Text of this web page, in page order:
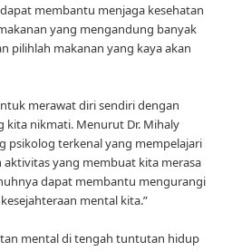
membantu menjaga kesehatan
yang mengandung banyak
pilihlah makanan yang kaya akan
merawat diri sendiri dengan
kita nikmati. Menurut Dr. Mihaly
psikolog terkenal yang mempelajari
aktivitas yang membuat kita merasa
dapat membantu mengurangi
mental kita.”
mental di tengah tuntutan hidup